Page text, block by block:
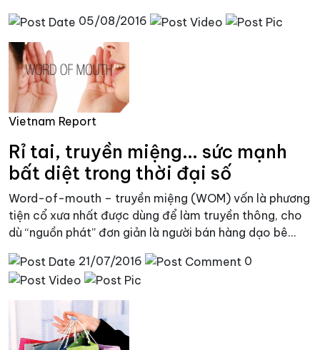
05/08/2016
Vietnam Report
Rỉ tai, truyền miệng... sức mạnh
bất diệt trong thời đại số
Word-of-mouth – truyền miệng (WOM) vốn là phương
tiện cổ xưa nhất được dùng để làm truyền thông, cho
dù “nguồn phát” đơn giản là người bán hàng dạo bê...
21/07/2016
0